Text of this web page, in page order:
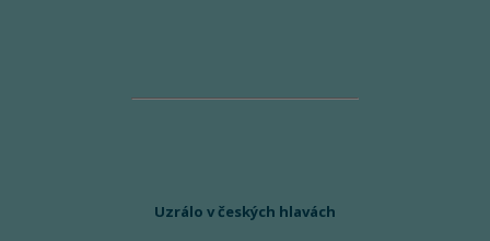
Uzrálo v českých hlavách